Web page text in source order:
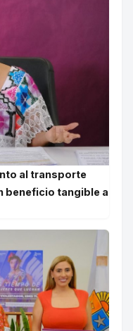
al transporte
beneficio tangible a